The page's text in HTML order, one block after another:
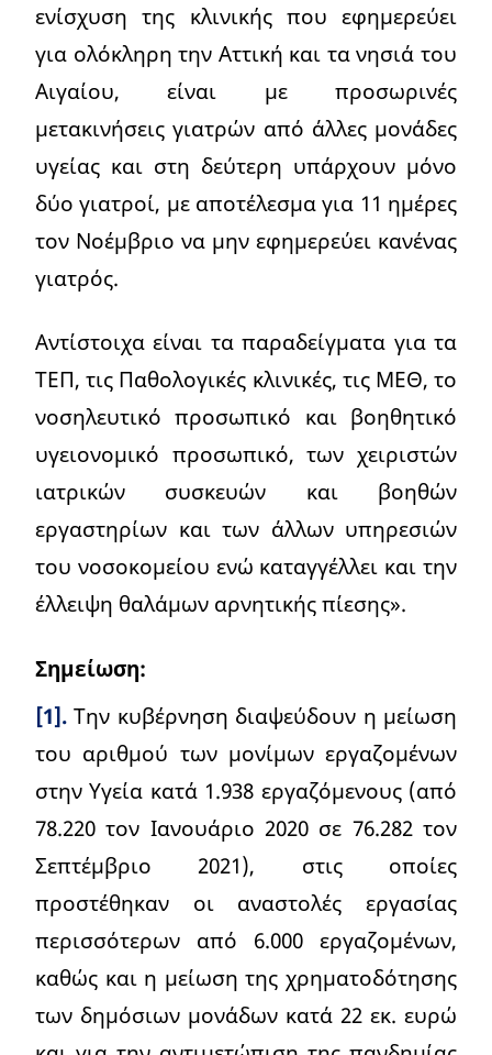
ενίσχυση της κλινικής που εφημερεύει
για ολόκληρη την Αττική και τα νησιά του
Αιγαίου, είναι με προσωρινές
μετακινήσεις γιατρών από άλλες μονάδες
υγείας και στη δεύτερη υπάρχουν μόνο
δύο γιατροί, με αποτέλεσμα για 11 ημέρες
τον Νοέμβριο να μην εφημερεύει κανένας
γιατρός.
Αντίστοιχα είναι τα παραδείγματα για τα
ΤΕΠ, τις Παθολογικές κλινικές, τις ΜΕΘ, το
νοσηλευτικό προσωπικό και βοηθητικό
υγειονομικό προσωπικό, των χειριστών
ιατρικών συσκευών και βοηθών
εργαστηρίων και των άλλων υπηρεσιών
του νοσοκομείου ενώ καταγγέλλει και την
έλλειψη θαλάμων αρνητικής πίεσης».
Σημείωση:
[1]. Την κυβέρνηση διαψεύδουν η μείωση
του αριθμού των μονίμων εργαζομένων
στην Υγεία κατά 1.938 εργαζόμενους (από
78.220 τον Ιανουάριο 2020 σε 76.282 τον
Σεπτέμβριο 2021), στις οποίες
προστέθηκαν οι αναστολές εργασίας
περισσότερων από 6.000 εργαζομένων,
καθώς και η μείωση της χρηματοδότησης
των δημόσιων μονάδων κατά 22 εκ. ευρώ